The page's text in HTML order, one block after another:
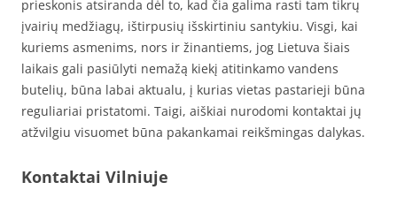
prieskonis atsiranda dėl to, kad čia galima rasti tam tikrų
įvairių medžiagų, ištirpusių išskirtiniu santykiu. Visgi, kai
kuriems asmenims, nors ir žinantiems, jog Lietuva šiais
laikais gali pasiūlyti nemažą kiekį atitinkamo vandens
butelių, būna labai aktualu, į kurias vietas pastarieji būna
reguliariai pristatomi. Taigi, aiškiai nurodomi kontaktai jų
atžvilgiu visuomet būna pakankamai reikšmingas dalykas.
Kontaktai Vilniuje